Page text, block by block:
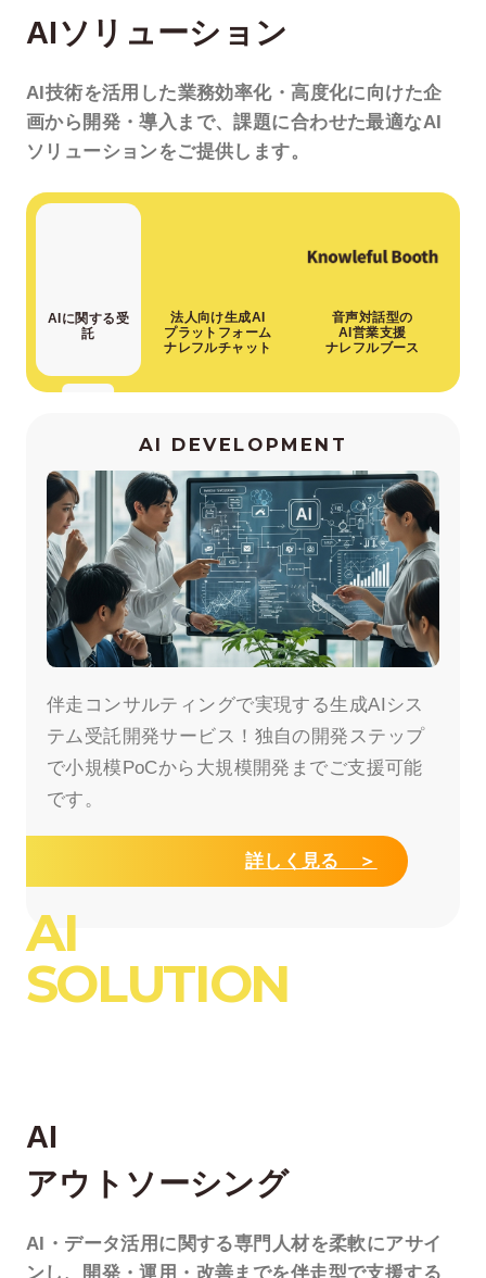
AIソリューション
AI技術を活用した業務効率化・高度化に向けた企
画から開発・導入まで、課題に合わせた最適なAI
ソリューションをご提供します。
AIに関する受
託
法人向け生成AI
プラットフォーム
ナレフルチャット
音声対話型の
AI営業支援
ナレフルブース
AI DEVELOPMENT
伴走コンサルティングで実現する生成AIシス
テム受託開発サービス！独自の開発ステップ
で小規模PoCから大規模開発までご支援可能
です。
詳しく見る ＞
AI
SOLUTION
AI
アウトソーシング
AI・データ活用に関する専門人材を柔軟にアサイ
ンし、
開発・運用・改善までを伴走型で支援する